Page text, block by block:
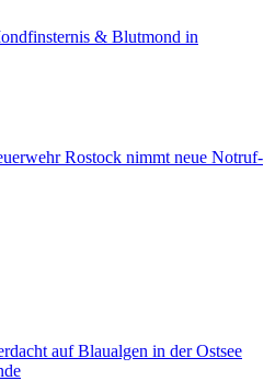
& Blutmond in
Rostock nimmt neue Notruf-
auf Blaualgen in der Ostsee